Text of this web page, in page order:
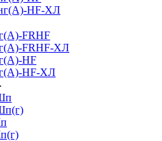
HF-ХЛ
FRHF
FRHF-ХЛ
HF
HF-ХЛ